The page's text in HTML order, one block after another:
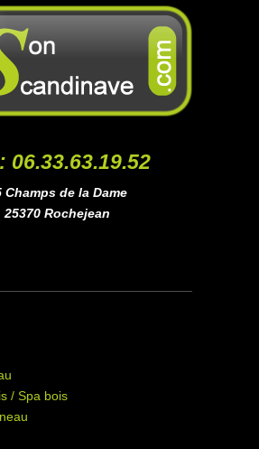
06.33.63.19.52
Champs de la Dame
25370 Rochejean
/ Spa bois